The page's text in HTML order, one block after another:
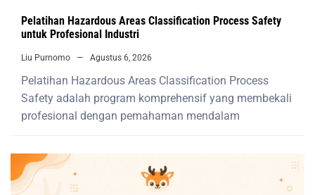
Pelatihan Hazardous Areas Classification Process Safety
untuk Profesional Industri
Liu Purnomo Agustus 6, 2026
Pelatihan Hazardous Areas Classification Process
Safety adalah program komprehensif yang membekali
profesional dengan pemahaman mendalam